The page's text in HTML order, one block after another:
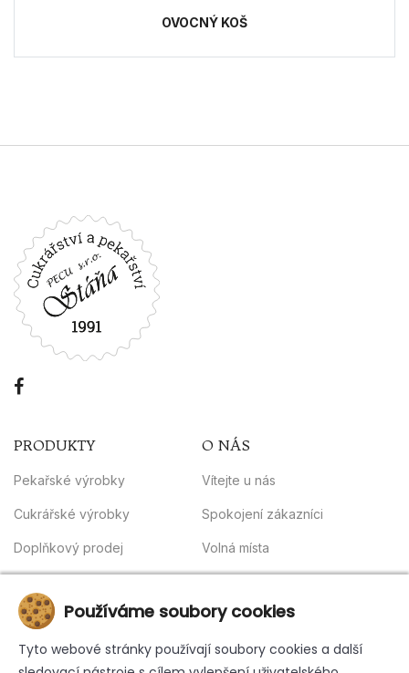
OVOCNÝ KOŠ
PRODUKTY
Pekařské výrobky
Cukrářské výrobky
Doplňkový prodej
O NÁS
Vítejte u nás
Spokojení zákazníci
Volná místa
INFORMACE
Kontakt
Používáme soubory cookies
Tyto webové stránky používají soubory cookies a další